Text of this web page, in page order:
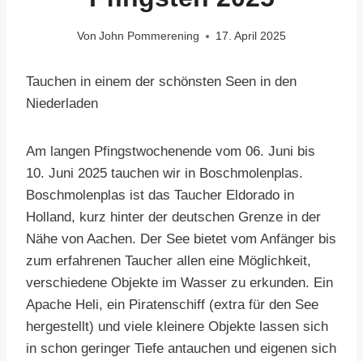
Von John Pommerening 17. April 2025
Tauchen in einem der schönsten Seen in den
Niederladen
Am langen Pfingstwochenende vom 06. Juni bis
10. Juni 2025 tauchen wir in Boschmolenplas.
Boschmolenplas ist das Taucher Eldorado in
Holland, kurz hinter der deutschen Grenze in der
Nähe von Aachen. Der See bietet vom Anfänger bis
zum erfahrenen Taucher allen eine Möglichkeit,
verschiedene Objekte im Wasser zu erkunden. Ein
Apache Heli, ein Piratenschiff (extra für den See
hergestellt) und viele kleinere Objekte lassen sich
in schon geringer Tiefe antauchen und eigenen sich